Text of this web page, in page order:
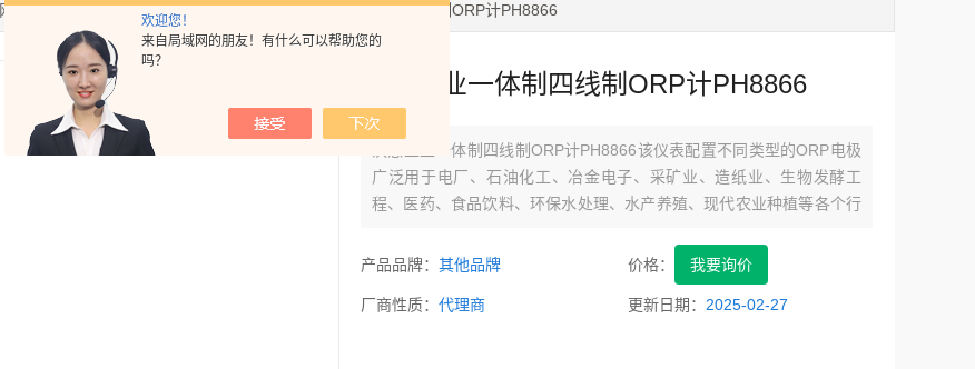
欢迎您！
来自局域网的朋友！有什么可以帮助您的
吗？
网站首页>产品中心> >PH/ORP控制器> 沃懋工业一体制四线制ORP计PH8866
沃懋工业一体制四线制ORP计PH8866
沃懋工业一体制四线制ORP计PH8866该仪表配置不同类型的ORP电极
广泛用于电厂、石油化工、冶金电子、采矿业、造纸业、生物发酵工
程、医药、食品饮料、环保水处理、水产养殖、现代农业种植等各个行
产品品牌： 其他品牌 价格： 我要询价
厂商性质： 代理商 更新日期： 2025-02-27